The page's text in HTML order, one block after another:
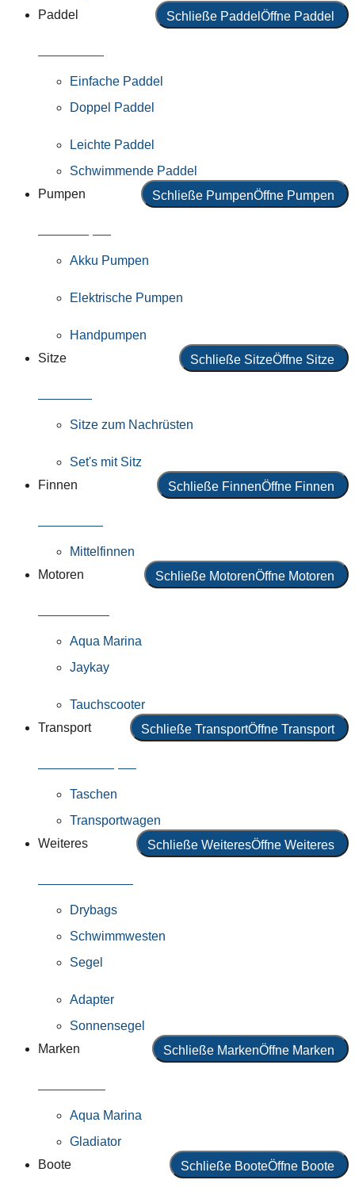
Paddel
Schließe Paddel Öffne Paddel
Einfache Paddel
Doppel Paddel
Leichte Paddel
Schwimmende Paddel
Pumpen
Schließe PumpenÖffne Pumpen
Akku Pumpen
Elektrische Pumpen
Handpumpen
Sitze
Schließe SitzeÖffne Sitze
Sitze zum Nachrüsten
Set's mit Sitz
Finnen
Schließe FinnenÖffne Finnen
Mittelfinnen
Motoren
Schließe MotorenÖffne Motoren
Aqua Marina
Jaykay
Tauchscooter
Transport
Schließe TransportÖffne Transport
Taschen
Transportwagen
Weiteres
Schließe WeiteresÖffne Weiteres
Drybags
Schwimmwesten
Segel
Adapter
Sonnensegel
Marken
Schließe MarkenÖffne Marken
Aqua Marina
Gladiator
Boote
Schließe BooteÖffne Boote